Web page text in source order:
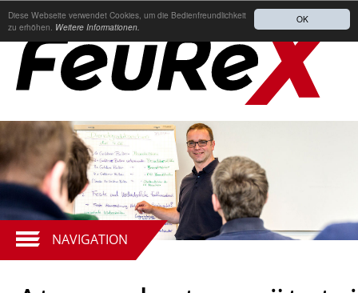
OK
Diese Webseite verwendet Cookies, um die Bedienfreundlichkeit
zu erhöhen. Weitere Informationen.
NAVIGATION